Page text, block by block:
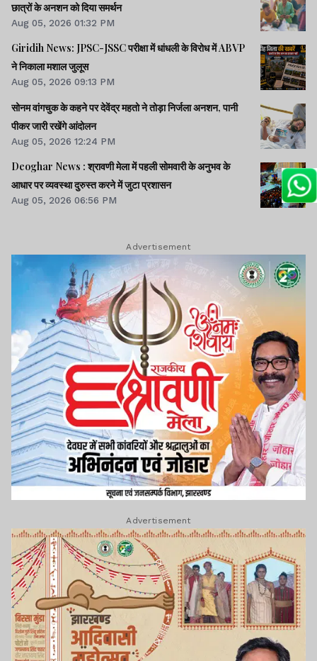
छात्रों के अनशन को दिया समर्थन
Aug 05, 2026 01:32 PM
Giridih News: JPSC-JSSC परीक्षा में धांधली के विरोध में ABVP
ने निकाला मशाल जुलूस
Aug 05, 2026 09:13 PM
सोनम वांगचुक के कहने पर देवेंद्र महतो ने तोड़ा निर्जला अनशन, पानी
पीकर जारी रखेंगे आंदोलन
Aug 05, 2026 12:24 PM
Deoghar News : श्रावणी मेला में पहली सोमवारी के अनुभव के
आधार पर व्यवस्था दुरुस्त करने में जुटा प्रशासन
Aug 05, 2026 06:56 PM
Advertisement
Advertisement